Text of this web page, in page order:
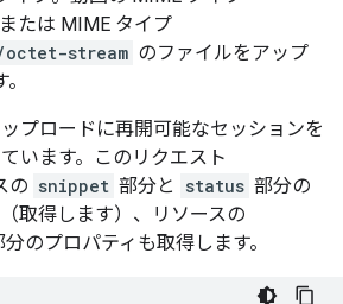
たは MIME タイプ
stream のファイルをアップ
プロードに再開可能なセッションを
います。このリクエスト
の snippet 部分と status 部分の
取得します）、リソースの
分のプロパティも取得します。